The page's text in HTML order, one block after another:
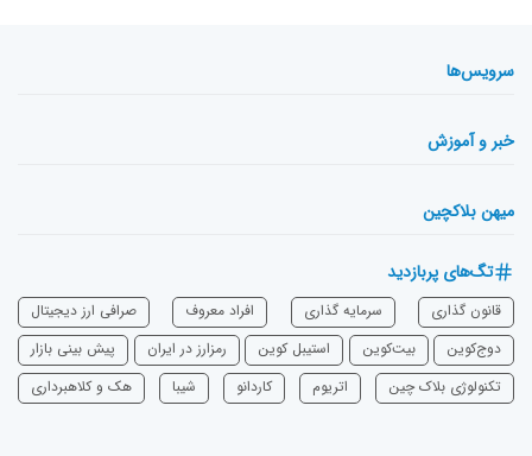
سرویس‌ها
خبر و آموزش
میهن بلاکچین
تگ‌های پربازدید
قانون گذاری سرمایه‌ گذاری افراد معروف
صرافی ارز دیجیتال
دوج‌کوین
بیت‌کوین استیبل کوین رمزارز در ایران
پیش بینی بازار
تکنولوژی بلاک چین
اتریوم ‌کاردانو شیبا هک و کلاهبرداری